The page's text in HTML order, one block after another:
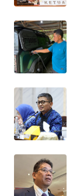
LPKKI
LKKI
KOPEKLIN
PORTAL
KONSUMEN
FORWAMKI
ALPERKLINAS